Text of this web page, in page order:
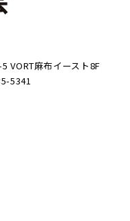
VORT麻布イースト8F
5341